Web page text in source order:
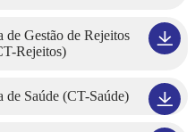
de Gestão de Rejeitos
Rejeitos)
de Saúde (CT-Saúde)